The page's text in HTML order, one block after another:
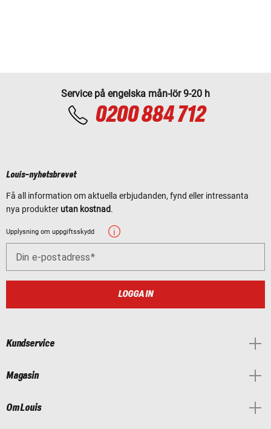
Service på engelska mån-lör 9-20 h
0200 884 712
Louis-nyhetsbrevet
Få all information om aktuella erbjudanden, fynd eller intressanta
nya produkter utan kostnad.
Upplysning om uppgiftsskydd
Din e-postadress
LOGGA IN
Kundservice
Magasin
Om Louis